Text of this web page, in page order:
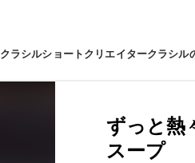
クラシルショートクリエイタークラシル
ずっと熱
スープ